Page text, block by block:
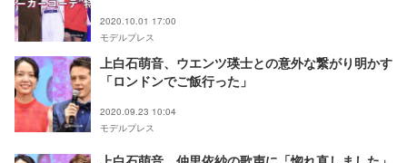
2020.10.01 17:00
モデルプレス
上白石萌音、ウエンツ瑛士との意外な繋がり明かす
「ロンドンでご飯行った」
2020.09.23 10:04
モデルプレス